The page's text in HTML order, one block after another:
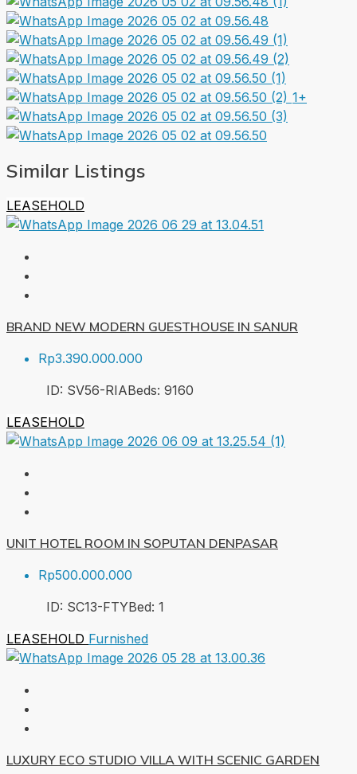
1+
Similar Listings
LEASEHOLD
BRAND NEW MODERN GUESTHOUSE IN SANUR
Rp3.390.000.000
ID: SV56-RIABeds: 9160
LEASEHOLD
UNIT HOTEL ROOM IN SOPUTAN DENPASAR
Rp500.000.000
ID: SC13-FTYBed: 1
LEASEHOLD Furnished
LUXURY ECO STUDIO VILLA WITH SCENIC GARDEN